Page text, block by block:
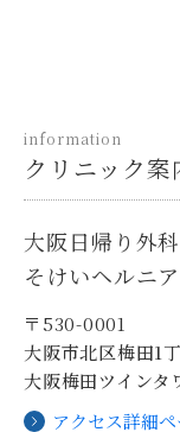
information
クリニック案
大阪日帰り外科
そけいヘルニ
〒530-0001
大阪市北区梅田1
大阪梅田ツインタ
アクセス詳細